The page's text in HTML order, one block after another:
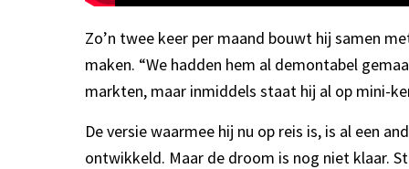
Zo’n twee keer per maand bouwt hij samen
maken. “We hadden hem al demontabel
markten, maar inmiddels staat hij al op mini-
De versie waarmee hij nu op reis is, is al een
ontwikkeld. Maar de droom is nog niet klaar.